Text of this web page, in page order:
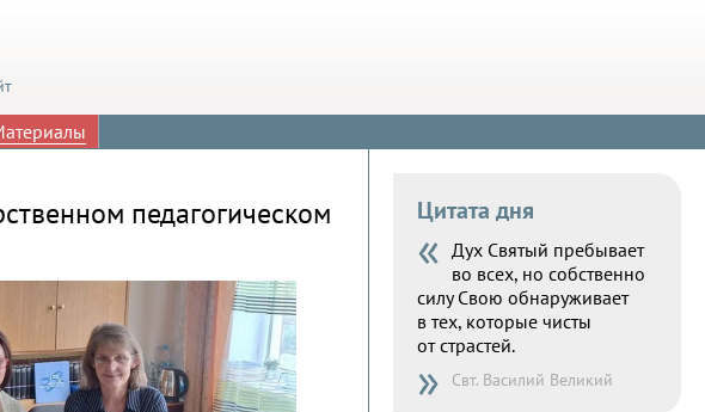
педагогическом
Цитата дня
« Дух Святый пребывает
во всех, но собственно
силу Свою обнаруживает
в тех, которые чисты
от страстей.
» Свт. Василий Великий